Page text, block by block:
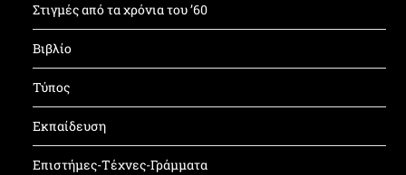
Στιγμές από τα χρόνια του ’60
Βιβλίο
Τύπος
Εκπαίδευση
Επιστήμες-Τέχνες-Γράμματα